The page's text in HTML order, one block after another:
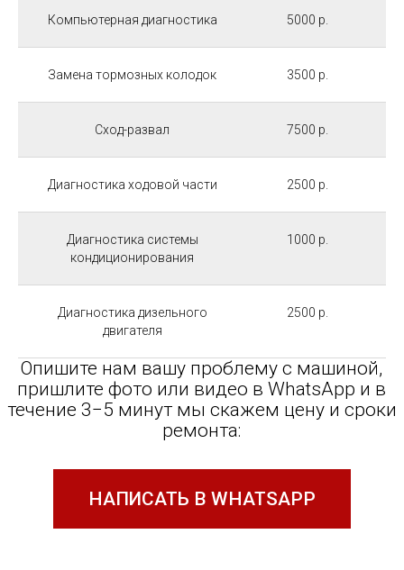
Компьютерная диагностика 5000 р.
Замена тормозных колодок 3500 р.
Сход-развал 7500 р.
Диагностика ходовой части 2500 р.
Диагностика системы
кондиционирования
1000 р.
Диагностика дизельного
двигателя
2500 р.